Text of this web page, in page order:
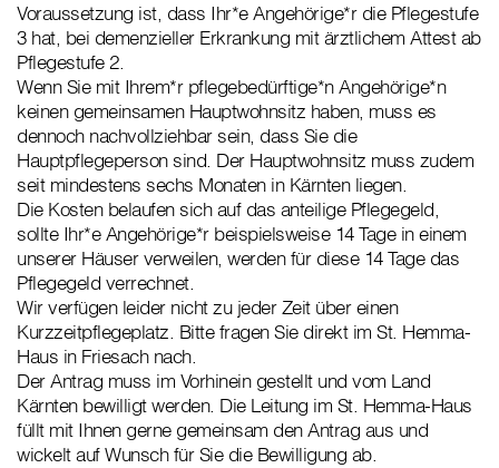
Voraussetzung ist, dass Ihr*e Angehörige*r die Pflegestufe
3 hat, bei demenzieller Erkrankung mit ärztlichem Attest ab
Pflegestufe 2.
Wenn Sie mit Ihrem*r pflegebedürftige*n Angehörige*n
keinen gemeinsamen Hauptwohnsitz haben, muss es
dennoch nachvollziehbar sein, dass Sie die
Hauptpflegeperson sind. Der Hauptwohnsitz muss zudem
seit mindestens sechs Monaten in Kärnten liegen.
Die Kosten belaufen sich auf das anteilige Pflegegeld,
sollte Ihr*e Angehörige*r beispielsweise 14 Tage in einem
unserer Häuser verweilen, werden für diese 14 Tage das
Pflegegeld verrechnet.
Wir verfügen leider nicht zu jeder Zeit über einen
Kurzzeitpflegeplatz. Bitte fragen Sie direkt im St. Hemma-
Haus in Friesach nach.
Der Antrag muss im Vorhinein gestellt und vom Land
Kärnten bewilligt werden. Die Leitung im St. Hemma-Haus
füllt mit Ihnen gerne gemeinsam den Antrag aus und
wickelt auf Wunsch für Sie die Bewilligung ab.